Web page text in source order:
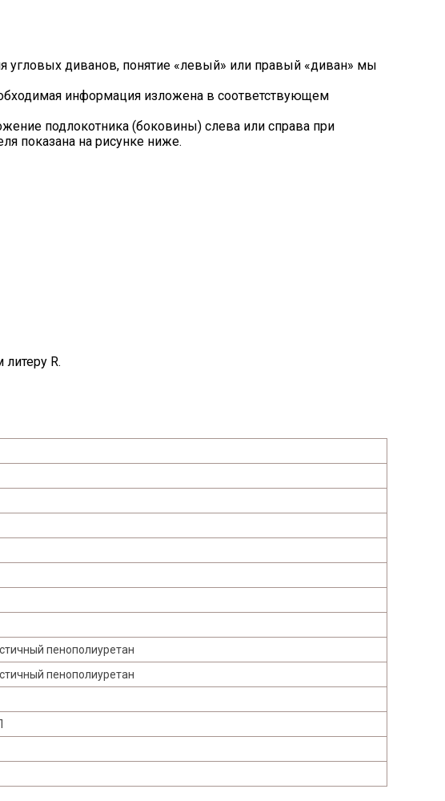
и угловых диванов, понятие «левый» или правый «диван» мы
информация изложена в соответствующем
подлокотника (боковины) слева или справа при
показана на рисунке ниже.
R.
пенополиуретан
пенополиуретан